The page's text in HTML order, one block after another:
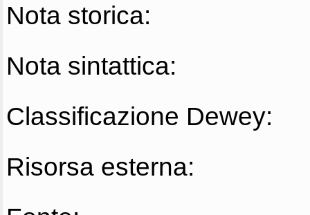
Nota storica:
Nota sintattica:
Classificazione Dewey:
Risorsa esterna: